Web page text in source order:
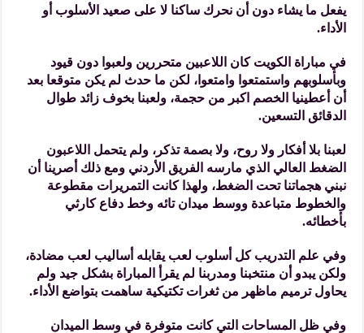
يفعل ما يشاء دون أن نحرك ساكنا لا على صعيد الأسلوب أو
الأداء.
في مباراة الكويت كان اللاعبين متحررين ولعبوا دون قيود
وبأسلوبهم واستمتعوا وامتعوا، لكن ما حدث لم يكن متوقعا بعد
أن أعطينيا الخصم اكبر من حجمة، ولعبنا بخوف زائد طوال
الدقائق التسعين.
لعبنا بلا أفكار ولا روح، ولا بصمة تذكر، ولم يتحمل اللاعبون
الضغط العالي الذي مارسه الفريق الأردني ومع ذلك أصرينا أن
نبني هجماتنا تحت الضغط، ولهذا كانت التمريرات مقطوعة
والخطوط متباعدة ووسط ميدان تائه وخط دفاع كارثي
بأخطائه.
وفي علم التدريب كل أسلوب لعب يقابله أساليب لعب مضادة،
ولكن يبدو أن منتخبنا ومدربنا لم يقرأ المباراة بشكل جيد ولم
يحاول ترميم ماظهر من ثغرات تكتيكية ساهمت بتواضع الأداء.
وفي ظل المساحات التي كانت متوفرة في وسط الميدان